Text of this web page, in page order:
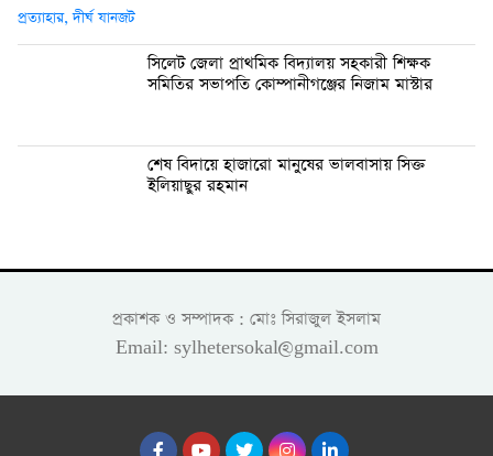
সিলেট জেলা প্রাথমিক বিদ্যালয় সহকারী শিক্ষক
সমিতির সভাপতি কোম্পানীগঞ্জের নিজাম মাস্টার
শেষ বিদায়ে হাজারো মানুষের ভালবাসায় সিক্ত
ইলিয়াছুর রহমান
প্রকাশক ও সম্পাদক : মোঃ সিরাজুল ইসলাম
Email: sylhetersokal@gmail.com